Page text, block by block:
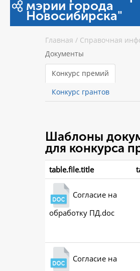
мэрии города
Новосибирска"
Главная / Справочная
Документы
Конкурс премий
Конкурс грантов
Шаблоны
для конкурса
table.file.title
Согласие на
обработку ПД.doc
Согласие на